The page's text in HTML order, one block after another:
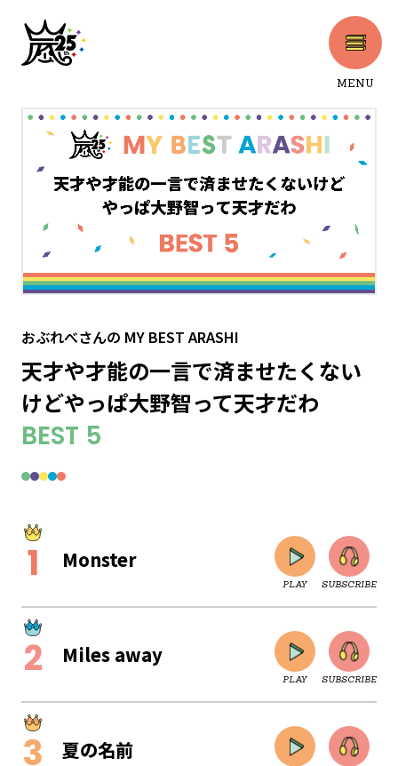
MENU
おぶれべさんの MY BEST ARASHI
天才や才能の一言で済ませたくない
けどやっぱ大野智って天才だわ
BEST 5
Monster
PLAY SUBSCRIBE
Miles away
PLAY SUBSCRIBE
夏の名前